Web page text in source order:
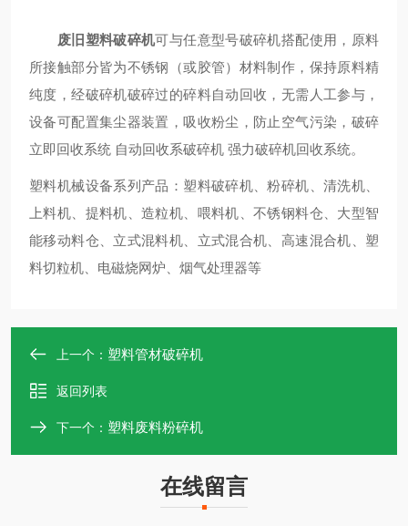
废旧塑料破碎机可与任意型号破碎机搭配使用，原料
所接触部分皆为不锈钢（或胶管）材料制作，保持原料精
纯度，经破碎机破碎过的碎料自动回收，无需人工参与，
设备可配置集尘器装置，吸收粉尘，防止空气污染，破碎
立即回收系统 自动回收系破碎机 强力破碎机回收系统。
塑料机械设备系列产品：塑料破碎机、粉碎机、清洗机、
上料机、提料机、造粒机、喂料机、不锈钢料仓、大型智
能移动料仓、立式混料机、立式混合机、高速混合机、塑
料切粒机、电磁烧网炉、烟气处理器等
上一个： 塑料管材破碎机
返回列表
下一个： 塑料废料粉碎机
在线留言